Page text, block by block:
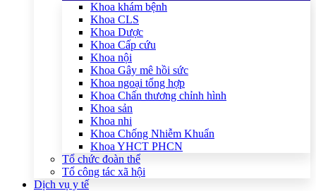
Khoa khám bệnh
Khoa CLS
Khoa Dược
Khoa Cấp cứu
Khoa nội
Khoa Gây mê hồi sức
Khoa ngoại tổng hợp
Khoa Chấn thương chỉnh hình
Khoa sản
Khoa nhi
Khoa Chống Nhiễm Khuẩn
Khoa YHCT PHCN
Tổ chức đoàn thể
Tổ công tác xã hội
Dịch vụ y tế